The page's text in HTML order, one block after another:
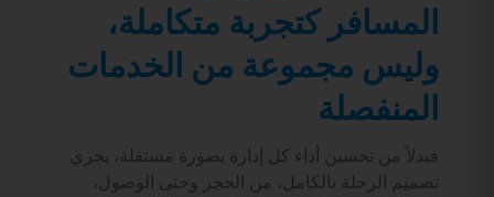
المسافر كتجربة متكاملة،
وليس مجموعة من الخدمات
المنفصلة
فبدلاً من تحسين أداء كل إدارة بصورة مستقلة، يجري
تصميم الرحلة بالكامل، من الحجز وحتى الوصول،